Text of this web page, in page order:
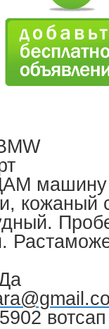
машину
кожаный
вотсап